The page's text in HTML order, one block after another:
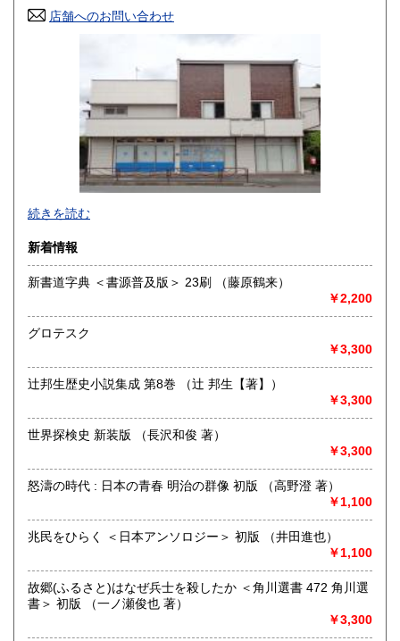
高知県 1,800円
長崎県
1,800円
鹿児島県
1,800円
店舗へのお問い合わせ
はじめまして、株式会社Wit tech 古書Upproと申します。読
み方は【カブシキガイシャ ウイットテック】 【コショ
アプロ】です。どうぞよろしくお願いいたします。
基本的に『日本の古本屋』サイトからのご注文で承ります
が、ご都合の悪い場合は、【FAX】、【はがき等】のご注文
【FAX 】 044－455-7785
【はがき送付先】
〒215-0016 川崎市麻生区早野498-1(株)Wit tech古書Uppro
続きを読む
新着情報
新書道字典 ＜書源普及版＞ 23刷 （藤原鶴来）
￥2,200
グロテスク
￥3,300
辻邦生歴史小説集成 第8巻 （辻 邦生【著】）
￥3,300
世界探検史 新装版 （長沢和俊 著）
￥3,300
怒濤の時代 : 日本の青春 明治の群像 初版 （高野澄 著）
￥1,100
兆民をひらく ＜日本アンソロジー＞ 初版 （井田進也）
￥1,100
故郷(ふるさと)はなぜ兵士を殺したか ＜角川選書 472 角川選
書＞ 初版 （一ノ瀬俊也 著）
￥3,300